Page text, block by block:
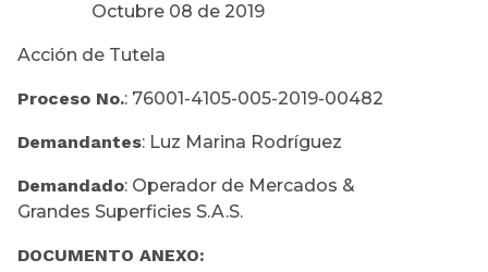
Octubre 08 de 2019
Acción de Tutela
Proceso No.: 76001-4105-005-2019-00482
Demandantes: Luz Marina Rodríguez
Demandado: Operador de Mercados &
Grandes Superficies S.A.S.
DOCUMENTO ANEXO: